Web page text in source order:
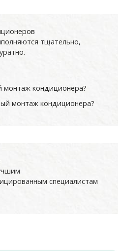
тщательно,
монтаж кондиционера?
монтаж кондиционера?
специалистам